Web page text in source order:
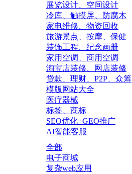
展览设计、空间设计
冷库、触摸屏、防腐木
家电维修、物资回收
旅游景点、按摩、保健
装饰工程、纪念画册
家用空调、商用空调
淘宝店装修、网店装修
贷款、理财、P2P、众筹
模版网站大全
医疗器械
标签、商标
SEO优化+GEO推广
AI智能客服
全部
电子商城
复杂web应用